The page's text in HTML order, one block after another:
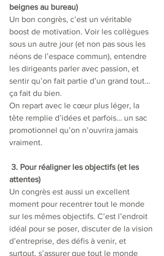
beignes au bureau)
Un bon congrès, c’est un véritable
boost de motivation. Voir les collègues
sous un autre jour (et non pas sous les
néons de l’espace commun), entendre
les dirigeants parler avec passion, et
sentir qu’on fait partie d’un grand tout…
ça fait du bien.
On repart avec le cœur plus léger, la
tête remplie d’idées et parfois… un sac
promotionnel qu’on n’ouvrira jamais
vraiment.
3. Pour réaligner les objectifs (et les
attentes)
Un congrès est aussi un excellent
moment pour recentrer tout le monde
sur les mêmes objectifs. C’est l’endroit
idéal pour se poser, discuter de la vision
d’entreprise, des défis à venir, et
surtout, s’assurer que tout le monde